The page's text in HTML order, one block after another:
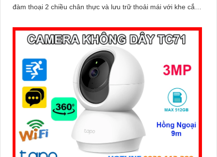
đàm thoại 2 chiều chân thực và lưu trữ thoải mái với khe cắm